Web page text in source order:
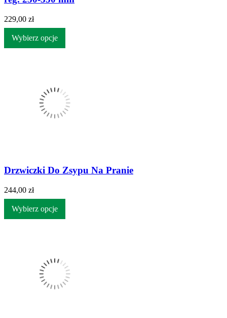
229,00 zł
Wybierz opcje
Drzwiczki Do Zsypu Na Pranie
244,00 zł
Wybierz opcje